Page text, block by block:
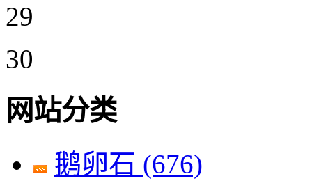
29
30
网站分类
鹅卵石 (676)